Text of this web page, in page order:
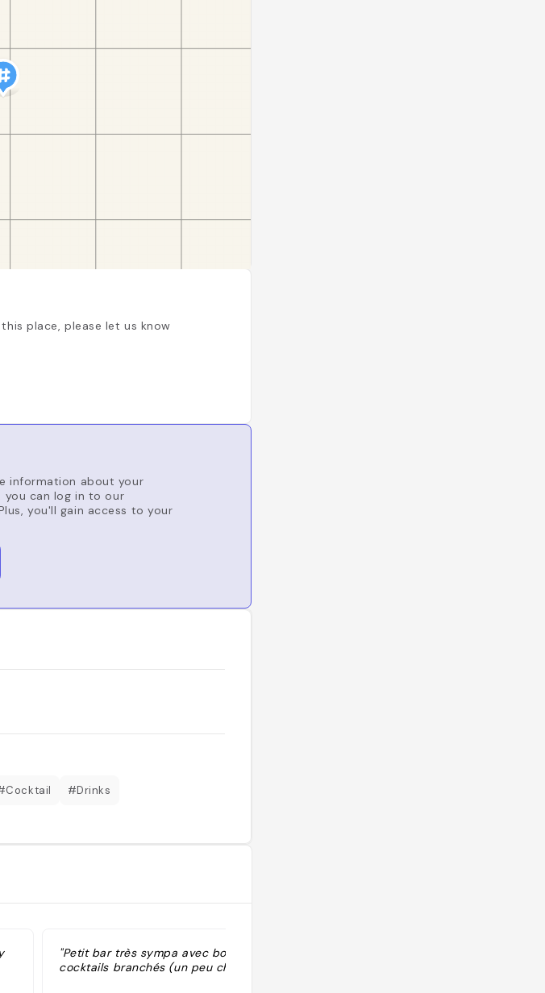
place, please let us know
information about your
can log in to our
you'll gain access to your
#Drinks
"Petit bar très sympa avec bons
cocktails branchés (un peu chers)"